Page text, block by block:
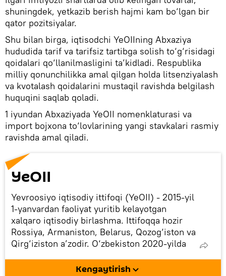
shuningdek, yetkazib berish hajmi kam bo‘lgan bir
qator pozitsiyalar.
Shu bilan birga, iqtisodchi YeOIIning Abxaziya
hududida tarif va tarifsiz tartibga solish to‘g‘risidagi
qoidalari qo‘llanilmasligini ta’kidladi. Respublika
milliy qonunchilikka amal qilgan holda litsenziyalash
va kvotalash qoidalarini mustaqil ravishda belgilash
huquqini saqlab qoladi.
1 iyundan Abxaziyada YeOII nomenklaturasi va
import bojxona to‘lovlarining yangi stavkalari rasmiy
ravishda amal qiladi.
YeOII
Yevroosiyo iqtisodiy ittifoqi (YeOII) - 2015-yil
1-yanvardan faoliyat yuritib kelayotgan
xalqaro iqtisodiy birlashma. Ittifoqqa hozir
Rossiya, Armaniston, Belarus, Qozog‘iston va
Qirg‘iziston a’zodir. O‘zbekiston 2020-yilda
Kuba, Eron ham kuzatuvchi maqomiga ega.
Kengaytirish